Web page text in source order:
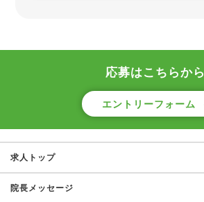
応募はこちらから
エントリーフォーム
求人トップ
院長メッセージ